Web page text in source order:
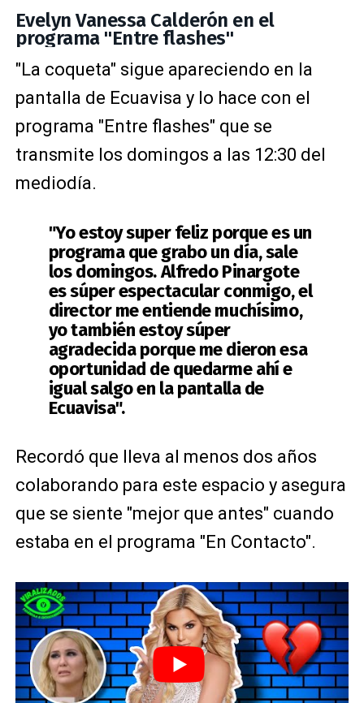
Evelyn Vanessa Calderón en el
programa "Entre flashes"
"La coqueta" sigue apareciendo en la
pantalla de Ecuavisa y lo hace con el
programa "Entre flashes" que se
transmite los domingos a las 12:30 del
mediodía.
"Yo estoy super feliz porque es un
programa que grabo un día, sale
los domingos. Alfredo Pinargote
es súper espectacular conmigo, el
director me entiende muchísimo,
yo también estoy súper
agradecida porque me dieron esa
oportunidad de quedarme ahí e
igual salgo en la pantalla de
Ecuavisa".
Recordó que lleva al menos dos años
colaborando para este espacio y asegura
que se siente "mejor que antes" cuando
estaba en el programa "En Contacto".